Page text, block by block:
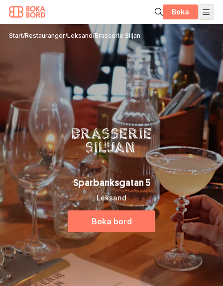
Boka
Start/Restauranger/Leksand/Brasserie Siljan
Sparbanksgatan 5
Leksand
Boka bord